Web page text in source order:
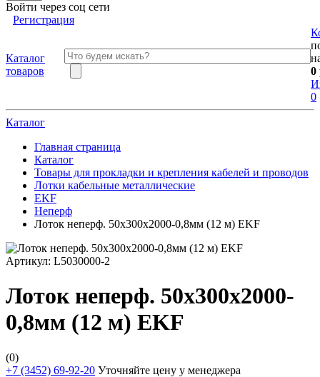
Войти через соц сети
Регистрация
Каталог
товаров
0
0
Каталог
Главная страница
Каталог
Товары для прокладки и крепления кабелей и проводов
Лотки кабельные металлические
EKF
Неперф
Лоток неперф. 50х300х2000-0,8мм (12 м) EKF
Артикул: L5030000-2
Лоток неперф. 50х300х2000-
0,8мм (12 м) EKF
(0)
+7 (3452) 69-92-20 Уточняйте цену у менеджера